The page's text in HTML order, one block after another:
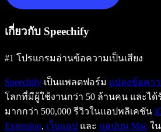
เกี่ยวกับ Speechify
#1 โปรแกรมอ่านข้อความเป็นเสียง
Speechify เป็นแพลตฟอร์ม แปลงข้อควา
โลกที่มีผู้ใช้งานกว่า 50 ล้านคน และได้
มากกว่า 500,000 รีวิวในแอปพลิเคชัน
Extension, เว็บแอป และ แอปบน Mac ใ